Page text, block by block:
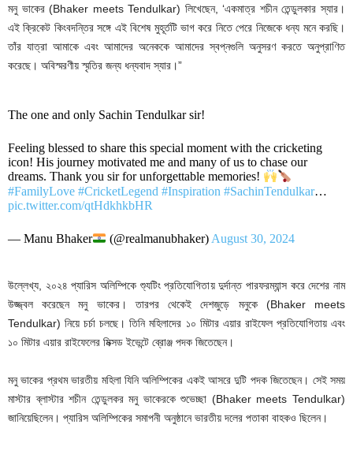
মনু ভাকের (Bhaker meets Tendulkar) লিখেছেন, ‘একমাত্র শচীন তেন্ডুলকার স্যার।
এই ক্রিকেট কিংবদন্তির সঙ্গে এই বিশেষ মুহূর্তটি ভাগ করে নিতে পেরে নিজেকে ধন্য মনে করছি।
তাঁর যাত্রা আমাকে এবং আমাদের অনেককে আমাদের স্বপ্নগুলি অনুসরণ করতে অনুপ্রাণিত
করেছে। অবিস্মরণীয় স্মৃতির জন্য ধন্যবাদ স্যার।”
The one and only Sachin Tendulkar sir!
Feeling blessed to share this special moment with the cricketing
icon! His journey motivated me and many of us to chase our
dreams. Thank you sir for unforgettable memories!
#FamilyLove #CricketLegend #Inspiration #SachinTendulkar…
pic.twitter.com/qtHdkhkbHR
— Manu Bhaker (@realmanubhaker) August 30, 2024
উল্লেখ্য, ২০২৪ প্যারিস অলিম্পিকে শ্যুটিং প্রতিযোগিতায় দুর্দান্ত পারফরম্যান্স করে দেশের নাম
উজ্জ্বল করেছেন মনু ভাকের। তারপর থেকেই দেশজুড়ে মনুকে (Bhaker meets
Tendulkar) নিয়ে চর্চা চলছে। তিনি মহিলাদের ১০ মিটার এয়ার রাইফেল প্রতিযোগিতায় এবং
১০ মিটার এয়ার রাইফেলের মিক্সড ইভেন্টে ব্রোঞ্জ পদক জিতেছেন।
মনু ভাকের প্রথম ভারতীয় মহিলা যিনি অলিম্পিকের একই আসরে দুটি পদক জিতেছেন। সেই সময়
মাস্টার ব্লাস্টার শচীন তেন্ডুলকর মনু ভাকেরকে শুভেচ্ছা (Bhaker meets Tendulkar)
জানিয়েছিলেন। প্যারিস অলিম্পিকের সমাপনী অনুষ্ঠানে ভারতীয় দলের পতাকা বাহকও ছিলেন।